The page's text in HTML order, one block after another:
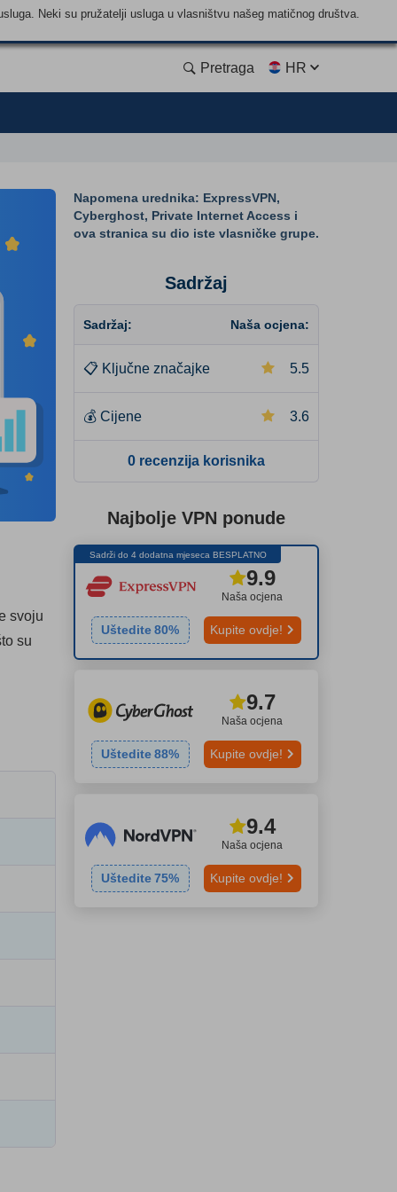
Neki su pružatelji usluga u vlasništvu našeg matičnog društva.
Pretraga HR
svoju
su
Napomena urednika: ExpressVPN,
Cyberghost, Private Internet Access i
ova stranica su dio iste vlasničke grupe.
Sadržaj
Sadržaj: Naša ocjena:
📋 Ključne značajke 5.5
💰 Cijene 3.6
0 recenzija korisnika
Najbolje VPN ponude
Sadrži do 4 dodatna mjeseca BESPLATNO
Naša ocjena
9.9
Uštedite 80% Kupite ovdje!
Naša ocjena
9.7
Uštedite 88% Kupite ovdje!
Naša ocjena
9.4
Uštedite 75% Kupite ovdje!